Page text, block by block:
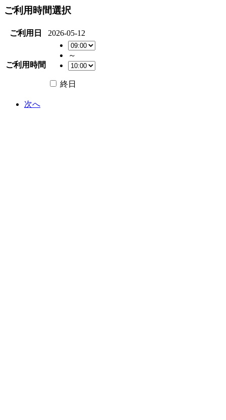
ご利用時間選択
ご利用日 2026-05-12
ご利用時間
～
終日
次へ